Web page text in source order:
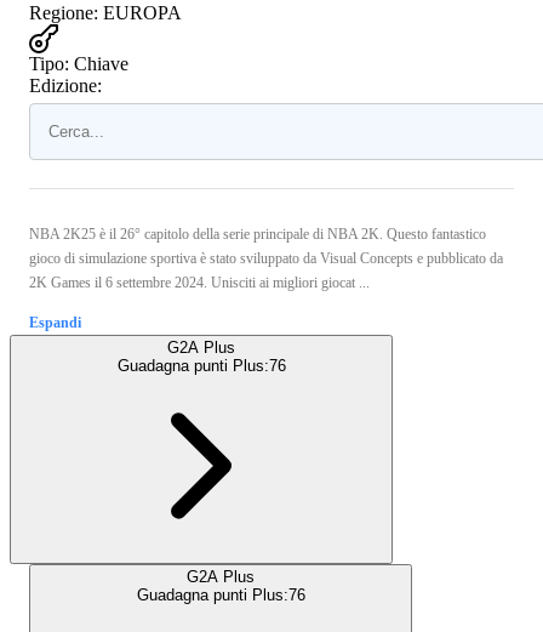
Regione: EUROPA
Tipo: Chiave
Edizione:
NBA 2K25 è il 26° capitolo della serie principale di NBA 2K. Questo fantastico
gioco di simulazione sportiva è stato sviluppato da Visual Concepts e pubblicato da
2K Games il 6 settembre 2024. Unisciti ai migliori giocat ...
Espandi
G2A Plus
Guadagna punti Plus:76
G2A Plus
Guadagna punti Plus:76